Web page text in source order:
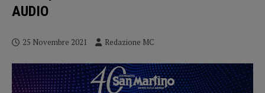
AUDIO
25 Novembre 2021 Redazione MC